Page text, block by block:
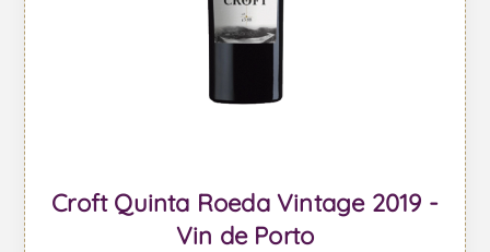
Croft Quinta Roeda Vintage 2019 -
Vin de Porto